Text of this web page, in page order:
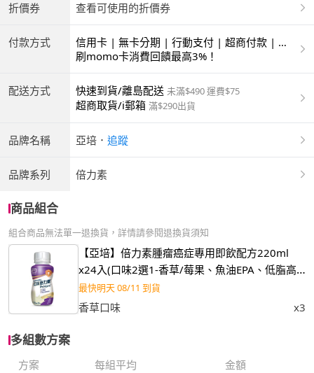
折價券 查看可使用的折價券
付款方式
信用卡 | 無卡分期 | 行動支付 | 超商付款 | 銀
聯卡
刷momo卡消費回饋最高3%！
配送方式 快速到貨/離島配送 未滿$490 運費$75
超商取貨/i郵箱 滿$290出貨
品牌名稱 亞培 ． 追蹤
品牌系列 倍力素
商品組合
組合商品無法單一退換貨，詳情請參閱退換貨須知
【亞培】倍力素腫瘤癌症專用即飲配方220ml
x24入(口味2選1-香草/莓果、魚油EPA、低脂高
熱量)
最快明天 08/11 到貨
香草口味 x3
多組數方案
方案 每組平均
金額